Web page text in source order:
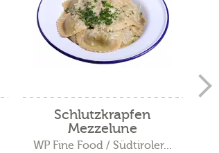
Schlutzkrapfen
Mezzelune
WP Fine Food / Südtiroler...